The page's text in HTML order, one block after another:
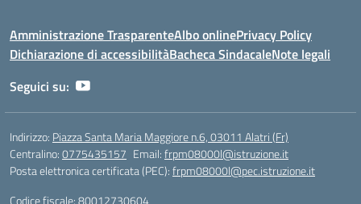
Amministrazione TrasparenteAlbo onlinePrivacy Policy
Dichiarazione di accessibilitàBacheca SindacaleNote legali
Seguici su:
Indirizzo: Piazza Santa Maria Maggiore n.6, 03011 Alatri (Fr)
Centralino:0775435157 Email:frpm08000l@istruzione.it
Posta elettronica certificata (PEC):frpm08000l@pec.istruzione.it
Codice fiscale: 80012730604